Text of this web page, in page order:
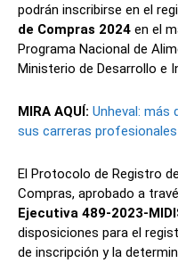
podrán inscribirse en el
de Compras 2024 en el
Programa Nacional de
Ministerio de Desarrollo e
MIRA AQUÍ: Unheval: más
sus carreras
El Protocolo de Registro
Compras, aprobado a
Ejecutiva 489-2023-
disposiciones para el
de inscripción y la